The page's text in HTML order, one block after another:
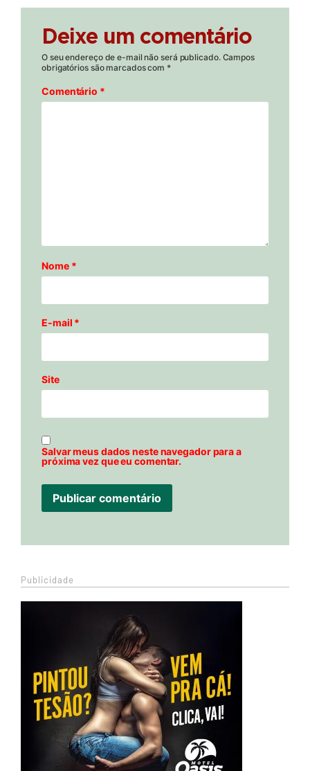
Deixe um comentário
O seu endereço de e-mail não será publicado. Campos
obrigatórios são marcados com *
Comentário *
Nome *
E-mail *
Site
Salvar meus dados neste navegador para a
próxima vez que eu comentar.
Publicidade